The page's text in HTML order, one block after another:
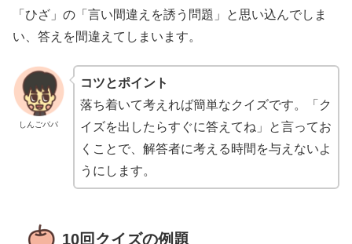
「ひざ」の「言い間違えを誘う問題」と思い込んでしま
い、答えを間違えてしまいます。
しんごパパ
コツとポイント
落ち着いて考えれば簡単なクイズです。「ク
イズを出したらすぐに答えてね」と言ってお
くことで、解答者に考える時間を与えないよ
うにします。
10回クイズの例題